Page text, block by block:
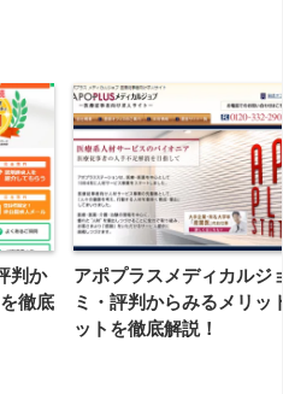
判か
徹底
アポプラスメディカルジ
ミ・評判からみるメリッ
ットを徹底解説！